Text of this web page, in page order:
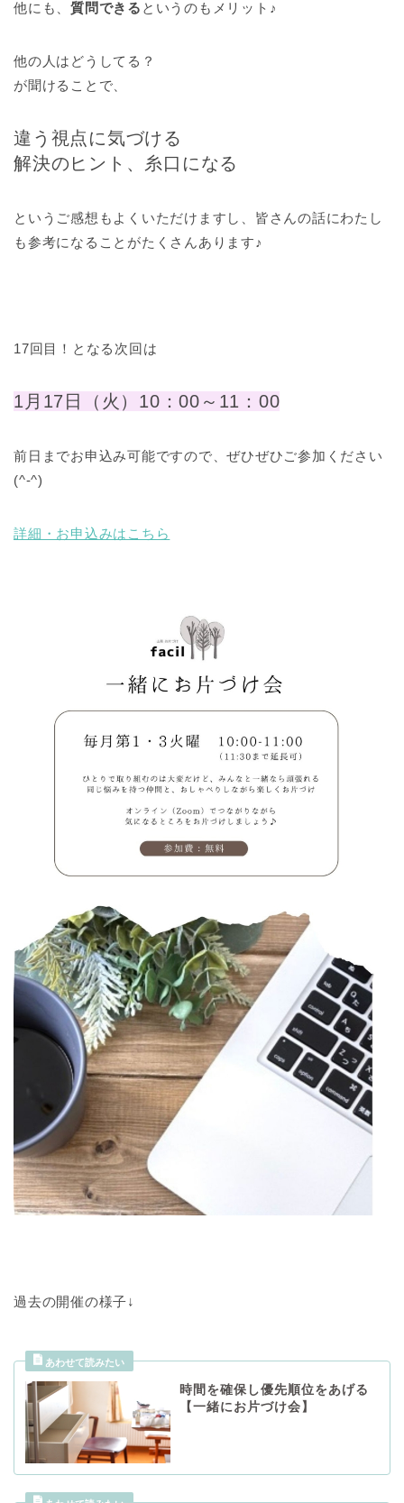
他にも、質問できる というのもメリット♪
他の人はどうしてる？
が聞けることで、
違う視点に気づける
解決のヒント、糸口になる
というご感想もよくいただけますし、皆さんの話にわたし
も参考になることがたくさんあります♪
17回目！となる次回は
1月17日（火）10：00～11：00
前日までお申込み可能ですので、ぜひぜひご参加ください
(^-^)
詳細・お申込みはこちら
過去の開催の様子↓
時間を確保し優先順位をあげる
【一緒にお片づけ会】